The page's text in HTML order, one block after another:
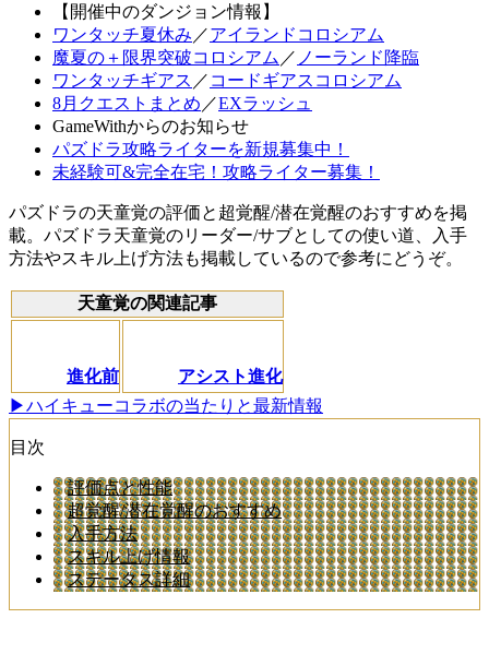
【開催中のダンジョン情報】
ワンタッチ夏休み ／アイランドコロシアム
魔夏の＋限界突破コロシアム ／ ノーランド降臨
ワンタッチギアス ／ コードギアスコロシアム
8月クエストまとめ ／EXラッシュ
GameWithからのお知らせ
パズドラ攻略ライターを新規募集中！
未経験可&完全在宅！攻略ライター募集！
パズドラの天童覚の評価と超覚醒/潜在覚醒のおすすめを掲
載。パズドラ天童覚のリーダー/サブとしての使い道、入手
方法やスキル上げ方法も掲載しているので参考にどうぞ。
天童覚の関連記事
進化前
アシスト進化
▶ハイキューコラボの当たりと最新情報
目次
評価点と性能
超覚醒/潜在覚醒のおすすめ
入手方法
スキル上げ情報
ステータス詳細